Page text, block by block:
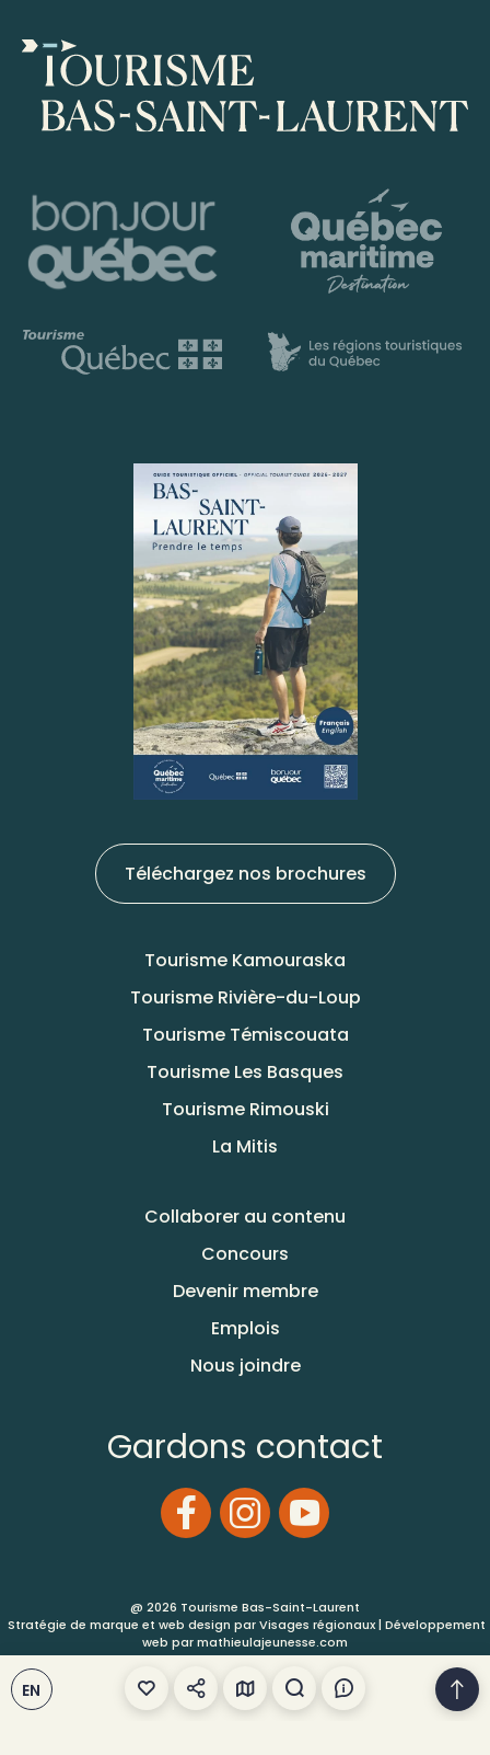
EN
Téléchargez nos brochures
Tourisme Kamouraska
Tourisme Rivière-du-Loup
Tourisme Témiscouata
Tourisme Les Basques
Tourisme Rimouski
La Mitis
Collaborer au contenu
Concours
Devenir membre
Emplois
Nous joindre
Gardons contact
@ 2026 Tourisme Bas-Saint-Laurent
Stratégie de marque et web design parVisages régionaux| Développement
web parmathieulajeunesse.com
Conditions d’utilisation
Plan de site